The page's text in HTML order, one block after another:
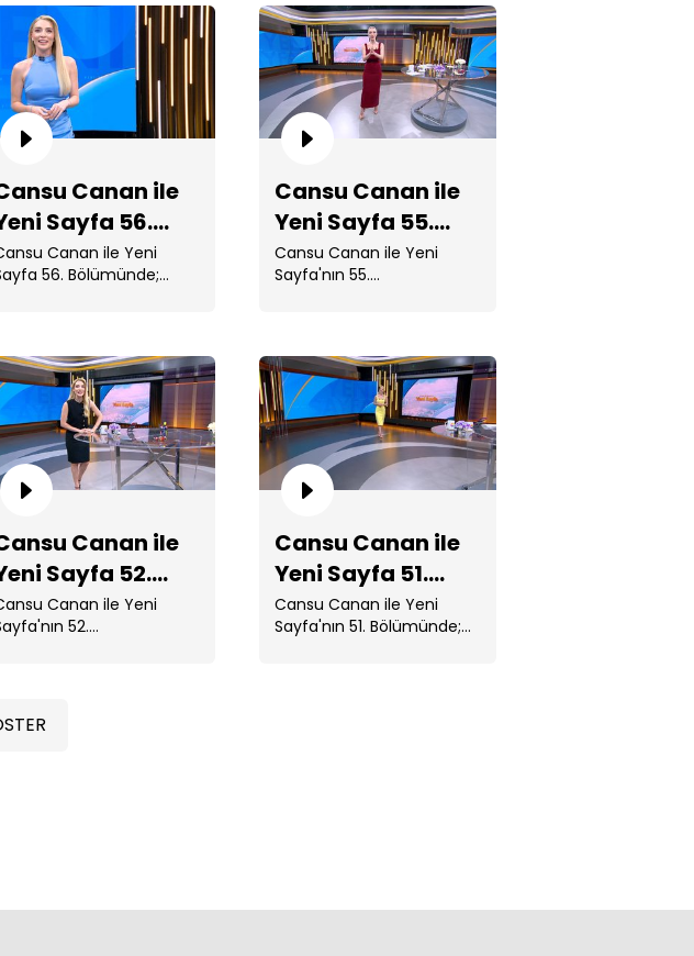
Cansu Canan ile Yeni Sayfa 57.
Bölüm
Cansu Canan ile Yeni Sayfa 56.
Cansu Canan ile Yeni Sayfa 55.
Canan ile
Sayfa 56.
Canan ile Yeni
56. Bölümünde;
Cansu Canan ile
Yeni Sayfa 55.
Bölüm
Cansu Canan ile Yeni
Sayfa'nın 55.
Canan ile
Sayfa 52.
Canan ile Yeni
52.
Cansu Canan ile
Yeni Sayfa 51.
Bölüm
Cansu Canan ile Yeni
Sayfa'nın 51. Bölümünde;